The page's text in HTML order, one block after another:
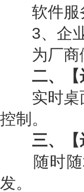
软件服务
3、企业
为厂商做
二、【
实时桌面
控制。
三、【
随时随
发。